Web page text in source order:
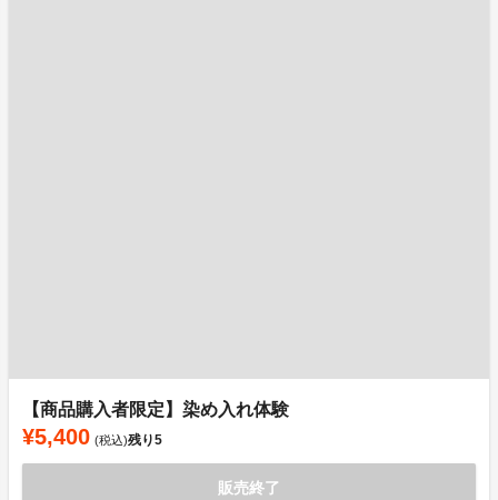
【商品購入者限定】染め入れ体験
¥5,400 (税込)残り5
販売終了